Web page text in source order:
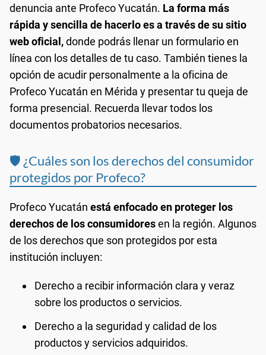
denuncia ante Profeco Yucatán. La forma más
rápida y sencilla de hacerlo es a través de su sitio
web oficial,donde podrás llenar un formulario en
línea con los detalles de tu caso. También tienes la
opción de acudir personalmente a la oficina de
Profeco Yucatán en Mérida y presentar tu queja de
forma presencial. Recuerda llevar todos los
documentos probatorios necesarios.
🛡️ ¿Cuáles son los derechos del consumidor
protegidos por Profeco?
Profeco Yucatán está enfocado en proteger los
derechos de los consumidoresen la región. Algunos
de los derechos que son protegidos por esta
institución incluyen:
Derecho a recibir información clara y veraz
sobre los productos o servicios.
Derecho a la seguridad y calidad de los
productos y servicios adquiridos.